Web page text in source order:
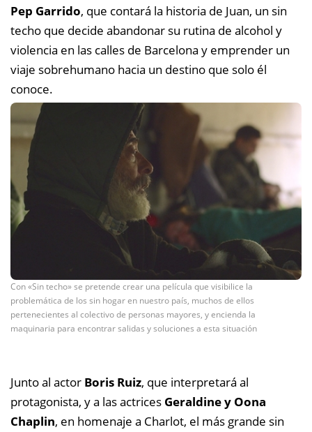
Pep Garrido, que contará la historia de Juan, un sin
techo que decide abandonar su rutina de alcohol y
violencia en las calles de Barcelona y emprender un
viaje sobrehumano hacia un destino que solo él
conoce.
Con «Sin techo» se pretende crear una película que visibilice la
problemática de los sin hogar en nuestro país, muchos de ellos
pertenecientes al colectivo de personas mayores, y encienda la
maquinaria para encontrar salidas y soluciones a esta situación
Junto al actor Boris Ruiz, que interpretará al
protagonista, y a las actrices Geraldine y Oona
Chaplin, en homenaje a Charlot, el más grande sin